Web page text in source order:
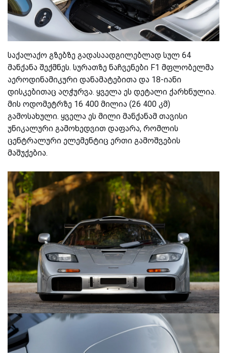
საქალაქო გზებზე გადასაადგილებლად სულ 64
მანქანა შექმნეს. სურათზე ნაჩვენები F1 მფლობელმა
აეროდინამიკური დანამატებითა და 18-იანი
დისკებითაც აღჭურვა. ყველა ეს დეტალი ქარხნულია.
მის ოდომეტრზე 16 400 მილია (26 400 კმ)
გამოსახული. ყველა ეს მილი მანქანამ თავისი
უნიკალური გამოხედვით დაფარა, რომლის
ცენტრალური ელემენტიც ერთი გამოშვების
მაშუქებია.